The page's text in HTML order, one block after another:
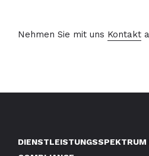
Nehmen Sie mit uns Kontakt
DIENSTLEISTUNGSSPEKTRUM